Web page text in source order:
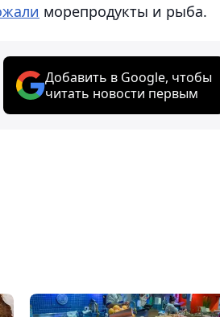
морепродукты и рыба.
Добавить в Google, чтобы
читать новости первым